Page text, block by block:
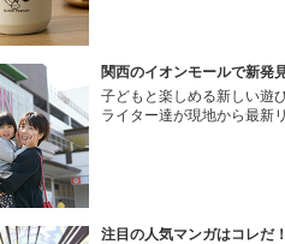
関西のイオンモールで新発
子どもと楽しめる新しい遊
ライター達が現地から最新
注目の人気マンガはコレだ！